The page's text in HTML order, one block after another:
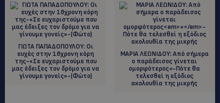
ΓΙΩΤΑ ΠΑΠΑΔΟΠΟΥΛΟΥ: Οι
ευχές στην 18χρονη κόρη
της-«Σε ευχαριστούμε που
μας έδειξες τον δρόμο για να
γίνουμε γονείς»-(Φώτο)
MAΡΙΑ ΛΕΩΝΙΔΟΥ: Aπό σήμερα
ο παράδεισος γίνεται
ομορφότερος»-Πότε θα
τελεσθεί η εξόδιος
ακολουθία της μικρής